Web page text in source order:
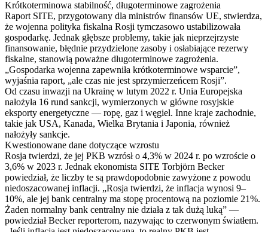
Krótkoterminowa stabilność, długoterminowe zagrożenia
Raport SITE, przygotowany dla ministrów finansów UE, stwierdza,
że ​​wojenna polityka fiskalna Rosji tymczasowo ustabilizowała
gospodarkę. Jednak głębsze problemy, takie jak nieprzejrzyste
finansowanie, błędnie przydzielone zasoby i osłabiające rezerwy
fiskalne, stanowią poważne długoterminowe zagrożenia.
„Gospodarka wojenna zapewniła krótkoterminowe wsparcie”,
wyjaśnia raport, „ale czas nie jest sprzymierzeńcem Rosji”.
Od czasu inwazji na Ukrainę w lutym 2022 r. Unia Europejska
nałożyła 16 rund sankcji, wymierzonych w główne rosyjskie
eksporty energetyczne — ropę, gaz i węgiel. Inne kraje zachodnie,
takie jak USA, Kanada, Wielka Brytania i Japonia, również
nałożyły sankcje.
Kwestionowane dane dotyczące wzrostu
Rosja twierdzi, że jej PKB wzrósł o 4,3% w 2024 r. po wzroście o
3,6% w 2023 r. Jednak ekonomista SITE Torbjörn Becker
powiedział, że liczby te są prawdopodobnie zawyżone z powodu
niedoszacowanej inflacji. „Rosja twierdzi, że inflacja wynosi 9–
10%, ale jej bank centralny ma stopę procentową na poziomie 21%.
Żaden normalny bank centralny nie działa z tak dużą luką” —
powiedział Becker reporterom, nazywając to czerwonym światłem.